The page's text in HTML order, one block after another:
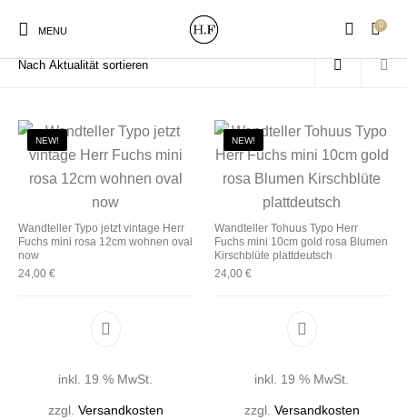
MENU
0
New Products On Sale! Wandteller Geschirrtücher
Magneten
Mützen / Beanies und
Patches
Start / Produkte verschlagwortet mit „Teller“
NEW!
Wandteller Typo jetzt vintage Herr
Fuchs mini rosa 12cm wohnen oval
now
24,00 €
inkl. 19 % MwSt.
zzgl. Versandkosten
NEW!
Wandteller Tohuus Typo Herr
Fuchs mini 10cm gold rosa Blumen
Kirschblüte plattdeutsch
24,00 €
inkl. 19 % MwSt.
zzgl. Versandkosten